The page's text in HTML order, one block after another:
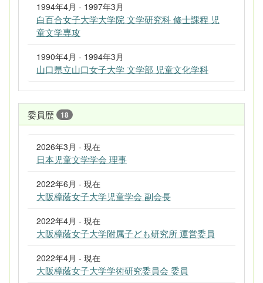
1994年4月 - 1997年3月
白百合女子大学大学院 文学研究科 修士課程 児
童文学専攻
1990年4月 - 1994年3月
山口県立山口女子大学 文学部 児童文化学科
委員歴 18
2026年3月 - 現在
日本児童文学学会 理事
2022年6月 - 現在
大阪樟蔭女子大学児童学会 副会長
2022年4月 - 現在
大阪樟蔭女子大学附属子ども研究所 運営委員
2022年4月 - 現在
大阪樟蔭女子大学学術研究委員会 委員